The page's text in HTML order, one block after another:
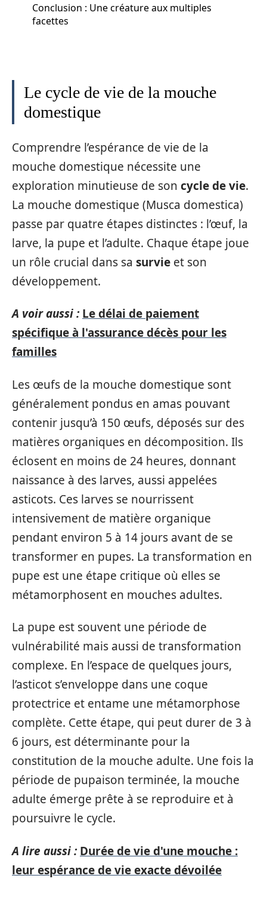
Conclusion : Une créature aux multiples
facettes
Le cycle de vie de la mouche
domestique
Comprendre l’espérance de vie de la
mouche domestique nécessite une
exploration minutieuse de son cycle de vie.
La mouche domestique (Musca domestica)
passe par quatre étapes distinctes : l’œuf, la
larve, la pupe et l’adulte. Chaque étape joue
un rôle crucial dans sa survie et son
développement.
A voir aussi : Le délai de paiement
spécifique à l'assurance décès pour les
familles
Les œufs de la mouche domestique sont
généralement pondus en amas pouvant
contenir jusqu’à 150 œufs, déposés sur des
matières organiques en décomposition. Ils
éclosent en moins de 24 heures, donnant
naissance à des larves, aussi appelées
asticots. Ces larves se nourrissent
intensivement de matière organique
pendant environ 5 à 14 jours avant de se
transformer en pupes. La transformation en
pupe est une étape critique où elles se
métamorphosent en mouches adultes.
La pupe est souvent une période de
vulnérabilité mais aussi de transformation
complexe. En l’espace de quelques jours,
l’asticot s’enveloppe dans une coque
protectrice et entame une métamorphose
complète. Cette étape, qui peut durer de 3 à
6 jours, est déterminante pour la
constitution de la mouche adulte. Une fois la
période de pupaison terminée, la mouche
adulte émerge prête à se reproduire et à
poursuivre le cycle.
A lire aussi : Durée de vie d'une mouche :
leur espérance de vie exacte dévoilée